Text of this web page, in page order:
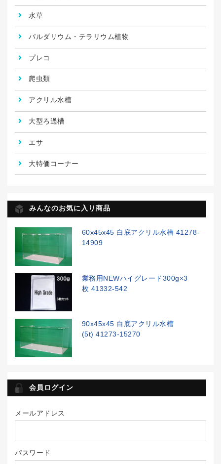
水草
パルダリウム・テラリウム植物
プレコ
爬虫類
アクリル水槽
大型ろ過槽
エサ
大特価コーナー
みんなのお気に入り商品
60x45x45 白底アクリル水槽 41278-
14909
業務用NEWハイグレード300g×3
枚 41332-542
90x45x45 白底アクリル水槽
(5t) 41273-15270
会員ログイン
メールアドレス
パスワード